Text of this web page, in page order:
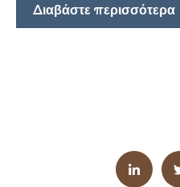
Διαβάστε περισσότερα